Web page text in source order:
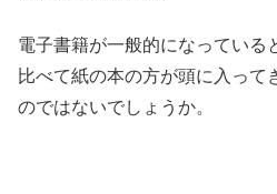
電子書籍が一般的になっている
比べて紙の本の方が頭に入って
のではないでしょうか。